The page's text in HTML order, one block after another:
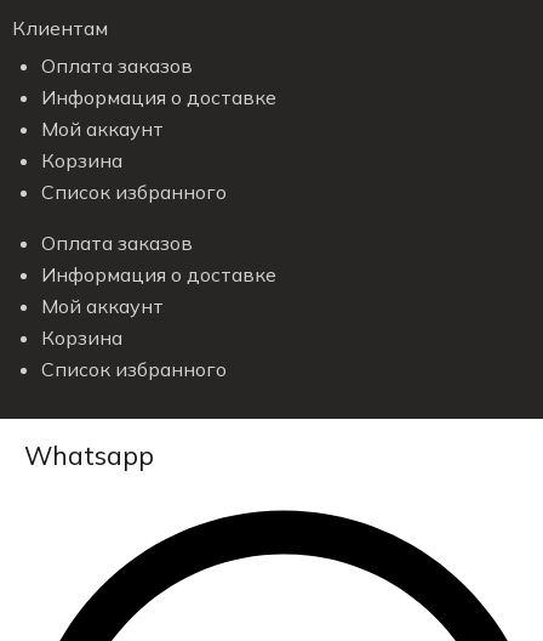
Клиентам
Оплата заказов
Информация о доставке
Мой аккаунт
Корзина
Список избранного
Оплата заказов
Информация о доставке
Мой аккаунт
Корзина
Список избранного
Whatsapp